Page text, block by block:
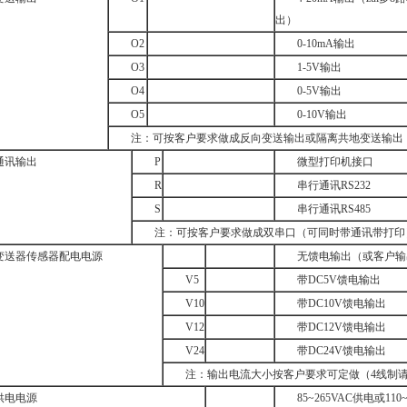
出）
O2
0-10mA输出
O3
1-5V输出
O4
0-5V输出
O5
0-10V输出
注：可按客户要求做成反向变送输出或隔离共地变送输出
讯输出
P
微型打印机接口
R
串行通讯RS232
S
串行通讯RS485
注：可按客户要求做成双串口（可同时带通讯带打印
送器传感器配电电源
无馈电输出（或客户输
V5
带DC5V馈电输出
V10
带DC10V馈电输出
V12
带DC12V馈电输出
V24
带DC24V馈电输出
注：输出电流大小按客户要求可定做（4线制请
电电源
85~265VAC供电或